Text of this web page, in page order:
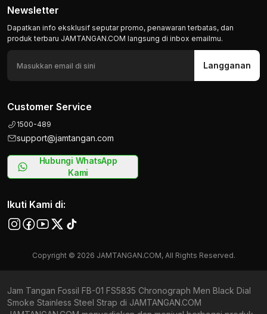
Newsletter
Dapatkan info eksklusif seputar promo, penawaran terbatas, dan
produk terbaru JAMTANGAN.COM langsung di inbox emailmu.
Langganan
Customer Service
1500-489
support@jamtangan.com
Hubungi WhatsApp
Kami
Ikuti Kami di:
Copyright © 2026 JAMTANGAN.COM, All Rights Reserved.
Jam Tangan Fossil FB-01 FS5835 Chronograph Men Black Dial
Smoke Stainless Steel Strap di JAMTANGAN.COM